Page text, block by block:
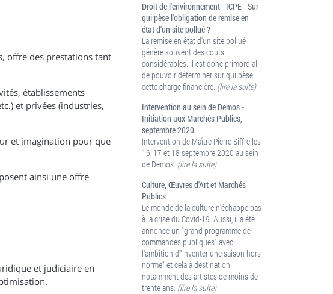
offre des prestations tant
établissements
et privées (industries,
et imagination pour que
ainsi une offre
et judiciaire en
Droit de l'environnement - ICPE - Sur
qui pèse l'obligation de remise en
état d'un site pollué ?
La remise en état d'un site pollué
génère souvent des coûts
considérables. Il est donc primordial
de pouvoir déterminer sur qui pèse
cette charge financière. (lire la suite)
Intervention au sein de Demos -
Initiation aux Marchés Publics,
septembre 2020
Intervention de Maître Pierre Siffre les
16, 17 et 18 septembre 2020 au sein
de Demos. (lire la suite)
Culture, Œuvres d'Art et Marchés
Publics
Le monde de la culture n'échappe pas
à la crise du Covid-19. Aussi, il a été
annoncé un "grand programme de
commandes publiques" avec
l'ambition d'"inventer une saison hors
norme" et cela à destination
notamment des artistes de moins de
trente ans. (lire la suite)